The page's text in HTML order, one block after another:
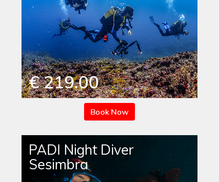
€ 219.00
Book Now
PADI Night Diver
Sesimbra